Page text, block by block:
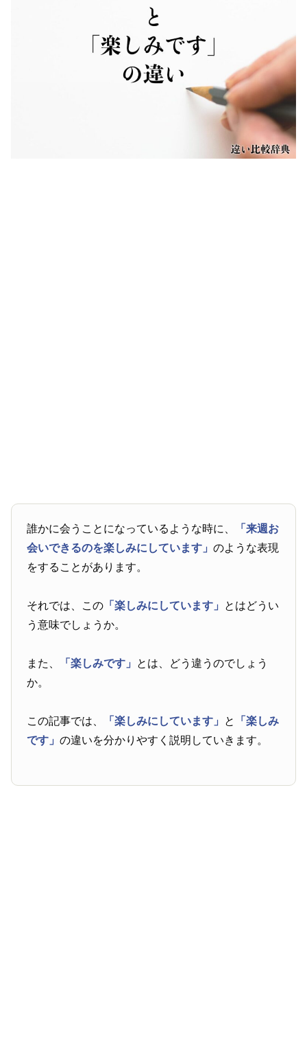
誰かに会うことになっているような時に、
「来週お
会いできるのを楽しみにしています」のような表現
をすることがあります。
それでは、この 「楽しみにしています」 とはどうい
う意味でしょうか。
また、 「楽しみです」 とは、どう違うのでしょう
か。
この記事では、 「楽しみにしています」 と
「楽しみ
です」の違いを分かりやすく説明していきます。